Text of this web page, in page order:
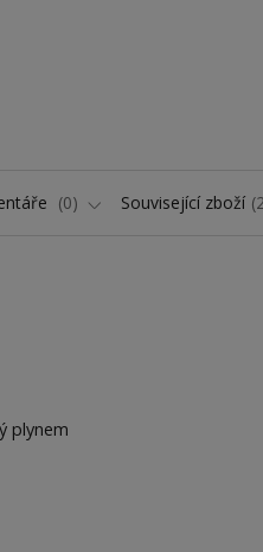
0 Související zboží
plynem